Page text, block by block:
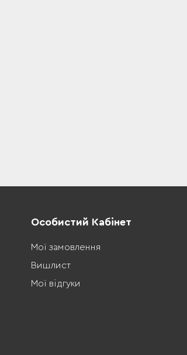
Особистий Кабінет
Мої замовлення
Вишлист
Мої відгуки